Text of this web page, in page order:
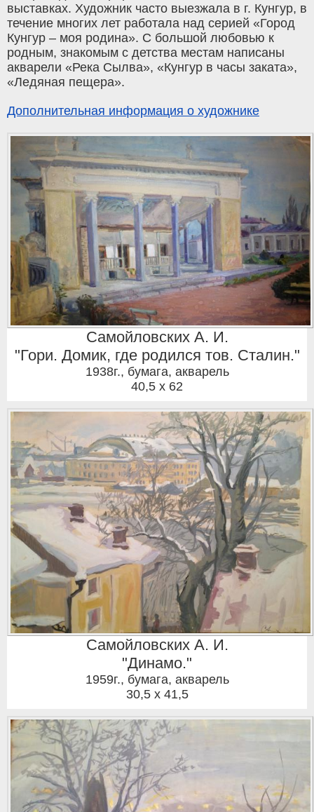
выставках. Художник часто выезжала в г. Кунгур, в
течение многих лет работала над серией «Город
Кунгур – моя родина». С большой любовью к
родным, знакомым с детства местам написаны
акварели «Река Сылва», «Кунгур в часы заката»,
«Ледяная пещера».
Дополнительная информация о художнике
Самойловских А. И.
"Гори. Домик, где родился тов. Сталин."
1938г., бумага, акварель
40,5 x 62
Самойловских А. И.
"Динамо."
1959г., бумага, акварель
30,5 x 41,5